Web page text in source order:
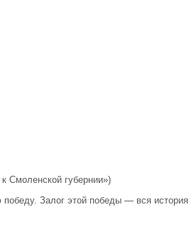
Смоленской губернии»)
победу. Залог этой победы — вся история